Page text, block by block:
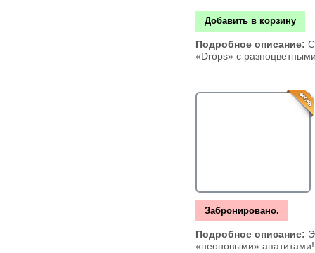
Добавить в корзину
Подробное описание:
«Drops» с
Забронировано.
Подробное описание:
«неоновыми» апатитами!